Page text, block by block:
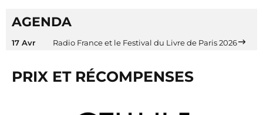
AGENDA
17 Avr Radio France et le Festival du Livre de Paris 2026
PRIX ET RÉCOMPENSES